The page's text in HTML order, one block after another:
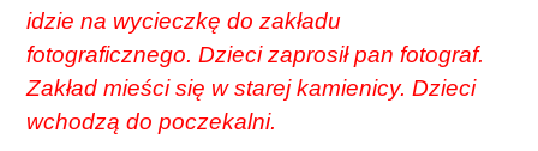
idzie na wycieczkę do zakładu
fotograficznego. Dzieci zaprosił pan fotograf.
Zakład mieści się w starej kamienicy. Dzieci
wchodzą do poczekalni.